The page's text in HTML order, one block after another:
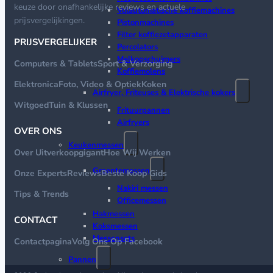
Volautomatische koffiemachines
Pistonmachines
Filter koffiezetapparaten
Percolators
Melkopschuimers
Koffiemolens
Airfryer, Friteuses & Elektrische kokers
Frituurpannen
Airfryers
Keukenmessen
Groentemessen
Nakiri messen
Officemessen
Hakmessen
Koksmessen
Messensets
Pannen
keuze door onafhankelijke reviews en actuele
prijsvergelijkingen.
PRIJSVERGELIJKER
Computers & TabletsSport & Verzorging
ElektronicaFoto, Video & OptiekKoken
WitgoedTuin & Klussen
OVER ONS
Over UitverkoopgigantHoe Wij Werken
Onze ExpertsReviewsBeste Koop Gids
Tips & Trends
CONTACT
ContactpaginaVolg Ons Op Facebook